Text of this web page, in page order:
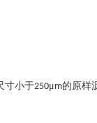
寸小于250μm的原样